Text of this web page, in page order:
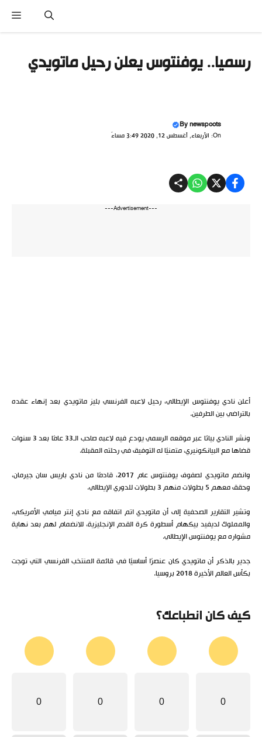
رسميا.. يوفنتوس يعلن رحيل ماتويدي
Bynewspoots
On: الأربعاء, أغسطس 12, 2020 3:49 مساءً
---Advertisement---
أعلن نادي يوفنتوس الإيطالي، رحيل لاعبه الفرنسي بليز ماتويدي بعد إنهاء عقده
بالتراضي بين الطرفين.
ونشر النادي بيانًا عبر موقعه الرسمي يودع فيه لاعبه صاحب الـ33 عامًا بعد 3 سنوات
قضاها مع البيانكونيري، متمنيًا له التوفيق في رحلته المقبلة.
وانضم ماتويدي لصفوف يوفنتوس عام 2017، قادمًا من نادي باريس سان جيرمان،
وحقق معهم 5 بطولات منهم 3 بطولات للدوري الإيطالي.
وتشير التقارير الصحفية إلى أن ماتويدي اتم اتفاقه مع نادي إنتر ميامي الأمريكي،
والمملوك لديفيد بيكهام أسطورة كرة القدم الإنجليزية، للانضمام لهم بعد نهاية
مشواره مع يوفنتوس الإيطالي.
جدير بالذكر أن ماتويدي كان عنصرًا أساسيًا في قائمة المنتخب الفرنسي التي توجت
بكأس العالم الأخيرة 2018 بروسيا.
كيف كان انطباعك؟
0
0
0
0